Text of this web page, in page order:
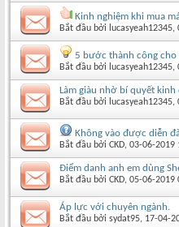
Kinh nghiệm khi mua
Bắt đầu bởi lucasyeah12345‎,
5 bước thành công
Bắt đầu bởi lucasyeah12345‎,
Làm giàu nhờ bí quyết
Bắt đầu bởi lucasyeah12345‎,
Không vào được diễn
Bắt đầu bởi CKD‎, 03-06-2019
Điểm danh anh em dùng
Bắt đầu bởi CKD‎, 05-06-2019
Áp lực với chuyên ngành.
Bắt đầu bởi sydat95‎, 17-04-